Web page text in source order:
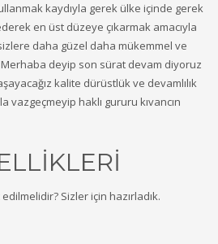
kaydıyla gerek ülke içinde gerek
en üst düzeye çıkarmak amacıyla
daha güzel daha mükemmel ve
deyip son sürat devam diyoruz
kalite dürüstlük ve devamlılık
haklı gururu kıvancın
Sizler için hazırladık.